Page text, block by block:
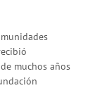
muchos años